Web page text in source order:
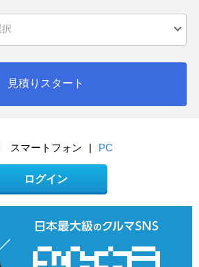
見積りスタート
スマートフォン | PC
ログイン